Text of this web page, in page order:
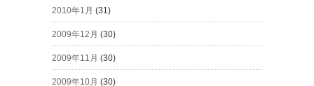
2010年1月 (31)
2009年12月 (30)
2009年11月 (30)
2009年10月 (30)